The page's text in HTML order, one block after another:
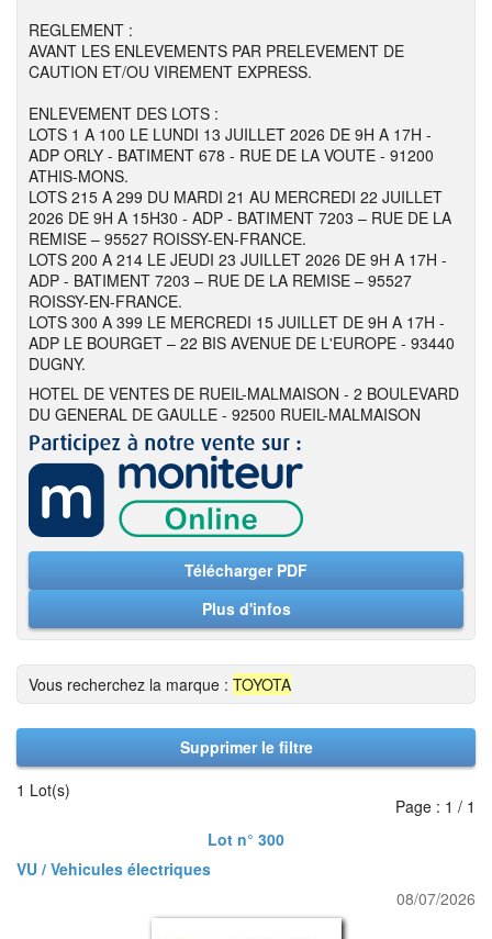
REGLEMENT :
AVANT LES ENLEVEMENTS PAR PRELEVEMENT DE
CAUTION ET/OU VIREMENT EXPRESS.
ENLEVEMENT DES LOTS :
LOTS 1 A 100 LE LUNDI 13 JUILLET 2026 DE 9H A 17H -
ADP ORLY - BATIMENT 678 - RUE DE LA VOUTE - 91200
ATHIS-MONS.
LOTS 215 A 299 DU MARDI 21 AU MERCREDI 22 JUILLET
2026 DE 9H A 15H30 - ADP - BATIMENT 7203 – RUE DE LA
REMISE – 95527 ROISSY-EN-FRANCE.
LOTS 200 A 214 LE JEUDI 23 JUILLET 2026 DE 9H A 17H -
ADP - BATIMENT 7203 – RUE DE LA REMISE – 95527
ROISSY-EN-FRANCE.
LOTS 300 A 399 LE MERCREDI 15 JUILLET DE 9H A 17H -
ADP LE BOURGET – 22 BIS AVENUE DE L'EUROPE - 93440
DUGNY.
HOTEL DE VENTES DE RUEIL-MALMAISON - 2 BOULEVARD
DU GENERAL DE GAULLE - 92500 RUEIL-MALMAISON
Télécharger PDF
Plus d'infos
Vous recherchez la marque : TOYOTA
Supprimer le filtre
1 Lot(s)
Page : 1 / 1
Lot n° 300
VU / Vehicules électriques
08/07/2026